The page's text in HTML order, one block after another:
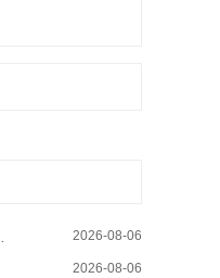
2026-08-06
2026-08-06